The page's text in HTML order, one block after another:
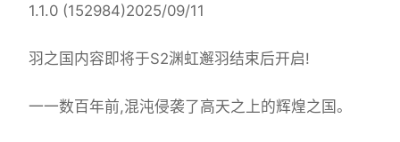
1.1.0 (152984)2025/09/11
羽之国内容即将于S2渊虹邂羽结束后开启!
一一数百年前,混沌侵袭了高天之上的辉煌之国。